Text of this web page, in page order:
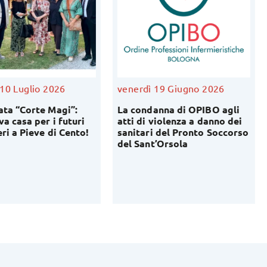
19 Giugno 2026
condanna di OPIBO agli
di violenza a danno dei
del Pronto Soccorso
martedì 16 Giugno 2026
COMUNICATO STAMPA